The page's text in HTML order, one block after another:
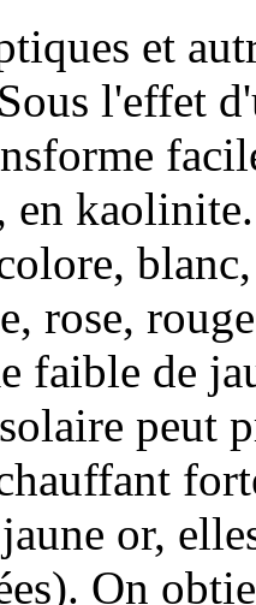
et
l'effet
en kaolinite
rose,
faible de
peut
or,
On